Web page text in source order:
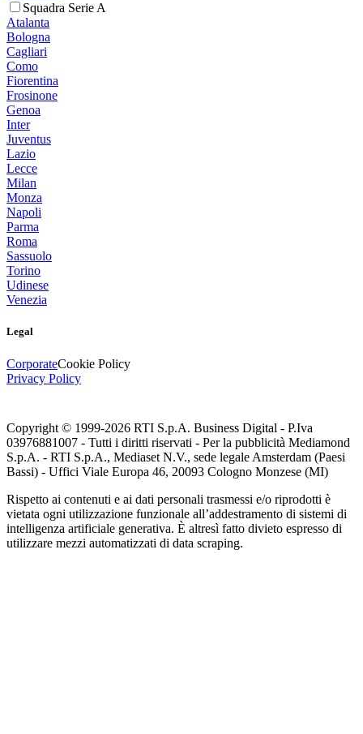
Squadra Serie A
Atalanta
Bologna
Cagliari
Como
Fiorentina
Frosinone
Genoa
Inter
Juventus
Lazio
Lecce
Milan
Monza
Napoli
Parma
Roma
Sassuolo
Torino
Udinese
Venezia
Legal
CorporateCookie Policy
Privacy Policy
Copyright © 1999-2026 RTI S.p.A. Business Digital - P.Iva
03976881007 - Tutti i diritti riservati - Per la pubblicità Mediamond
S.p.A. - RTI S.p.A., Mediaset N.V., sede legale Amsterdam (Paesi
Bassi) - Uffici Viale Europa 46, 20093 Cologno Monzese (MI)
Rispetto ai contenuti e ai dati personali trasmessi e/o riprodotti è
vietata ogni utilizzazione funzionale all’addestramento di sistemi di
intelligenza artificiale generativa. È altresì fatto divieto espresso di
utilizzare mezzi automatizzati di data scraping.